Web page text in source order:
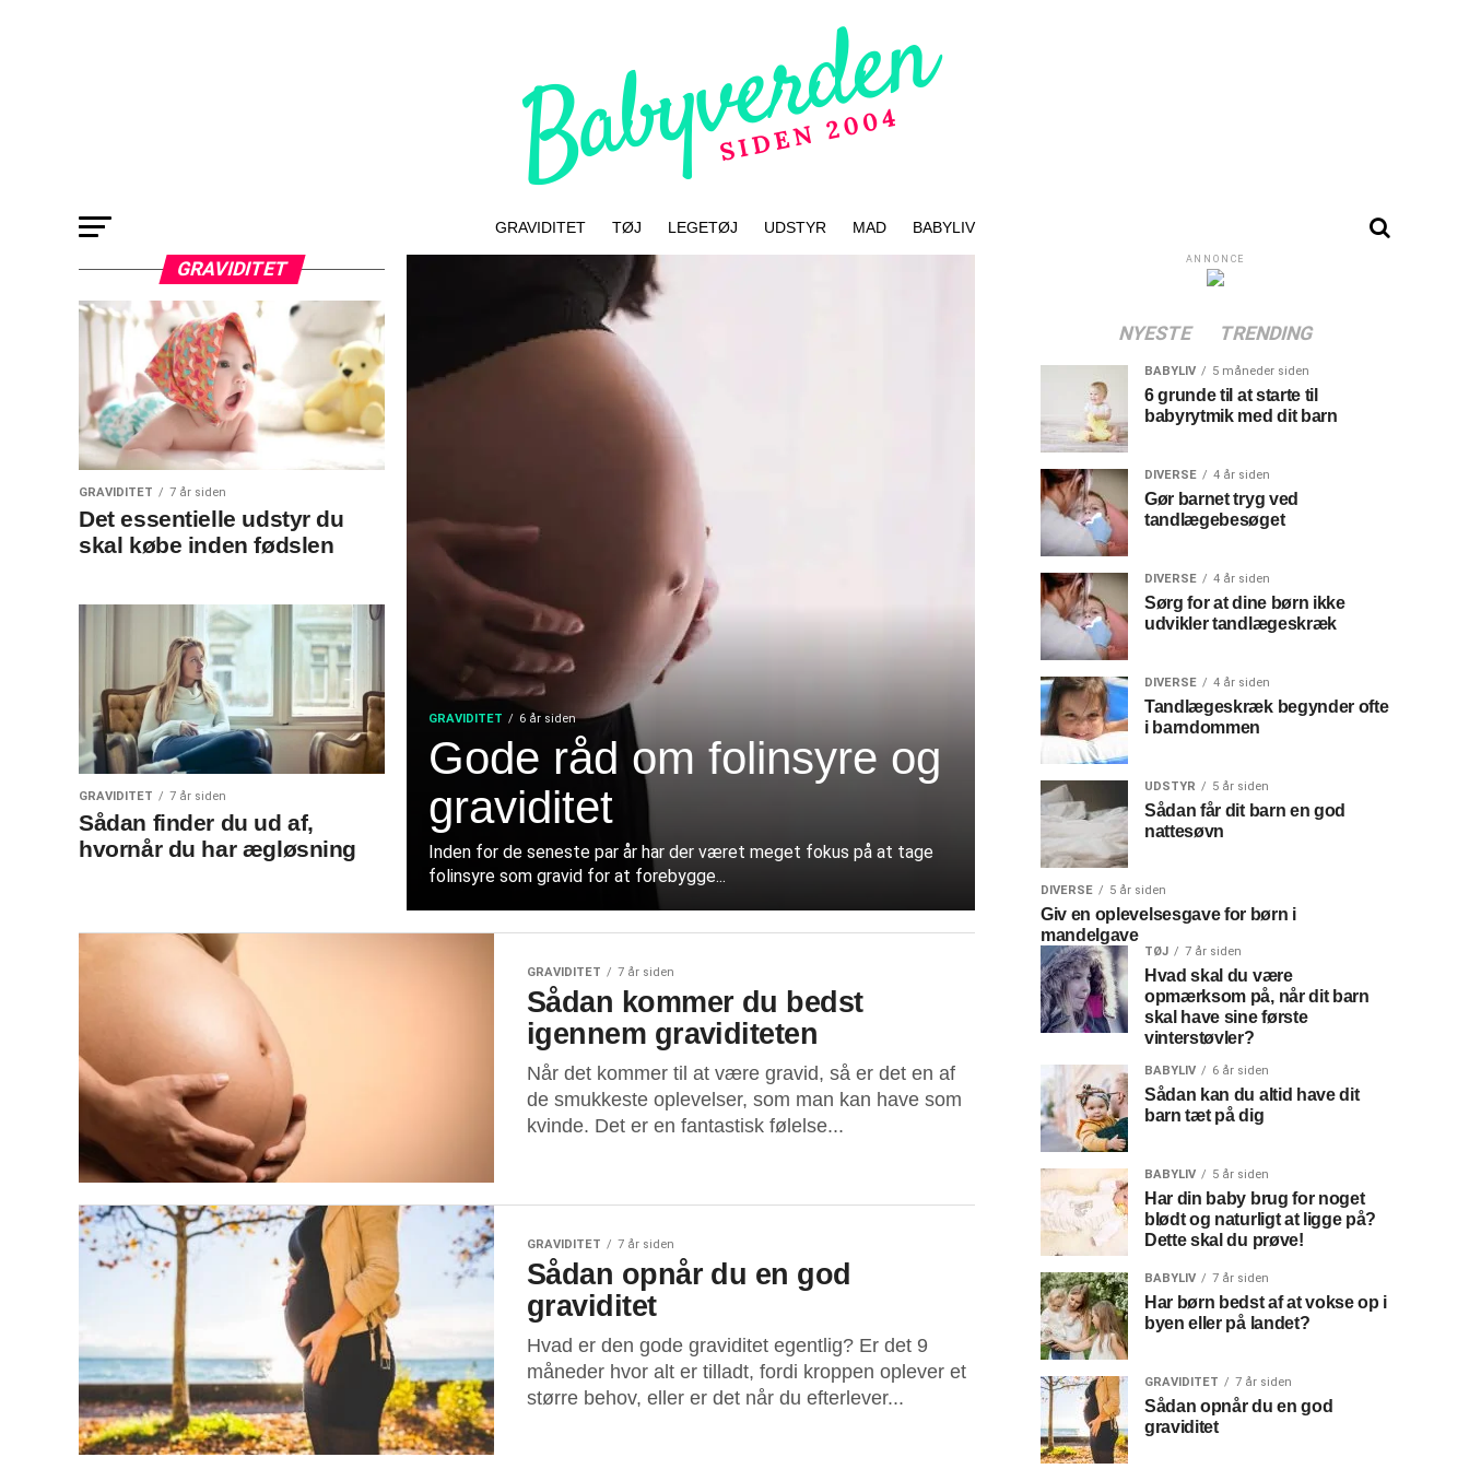
GRAVIDITET TØJ LEGETØJ UDSTYR MAD BABYLIV
GRAVIDITET 6 år siden
Gode råd om folinsyre og
graviditet
Inden for de seneste par år har der været meget fokus på at tage
folinsyre som gravid for at forebygge...
GRAVIDITET
GRAVIDITET 7 år siden
Det essentielle udstyr du
skal købe inden fødslen
GRAVIDITET 7 år siden
Sådan finder du ud af,
hvornår du har ægløsning
GRAVIDITET 7 år siden
Sådan kommer du bedst
igennem graviditeten
Når det kommer til at være gravid, så er det en af
de smukkeste oplevelser, som man kan have som
kvinde. Det er en fantastisk følelse...
GRAVIDITET 7 år siden
Sådan opnår du en god
graviditet
Hvad er den gode graviditet egentlig? Er det 9
måneder hvor alt er tilladt, fordi kroppen oplever et
større behov, eller er det når du efterlever...
ANNONCE
NYESTE TRENDING
BABYLIV 5 måneder siden
6 grunde til at starte til
babyrytmik med dit barn
DIVERSE 4 år siden
Gør barnet tryg ved
tandlægebesøget
DIVERSE 4 år siden
Sørg for at dine børn ikke
udvikler tandlægeskræk
DIVERSE 4 år siden
Tandlægeskræk begynder ofte
i barndommen
UDSTYR 5 år siden
Sådan får dit barn en god
nattesøvn
DIVERSE 5 år siden
Giv en oplevelsesgave for børn i
mandelgave
TØJ 7 år siden
Hvad skal du være
opmærksom på, når dit barn
skal have sine første
vinterstøvler?
BABYLIV 6 år siden
Sådan kan du altid have dit
barn tæt på dig
BABYLIV 5 år siden
Har din baby brug for noget
blødt og naturligt at ligge på?
Dette skal du prøve!
BABYLIV 7 år siden
Har børn bedst af at vokse op i
byen eller på landet?
GRAVIDITET 7 år siden
Sådan opnår du en god
graviditet